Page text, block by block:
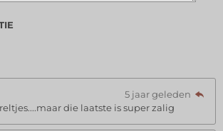
5 jaar geleden
die laatste is super zalig